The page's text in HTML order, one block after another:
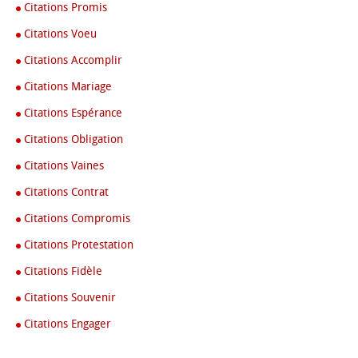
Citations Promis
Citations Voeu
Citations Accomplir
Citations Mariage
Citations Espérance
Citations Obligation
Citations Vaines
Citations Contrat
Citations Compromis
Citations Protestation
Citations Fidèle
Citations Souvenir
Citations Engager